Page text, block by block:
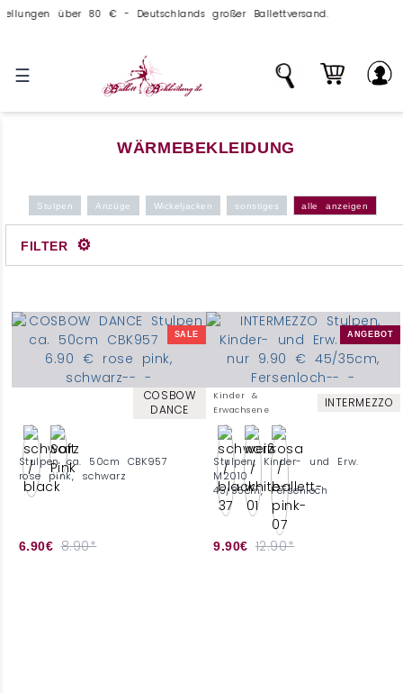
über 80 € - Deutschlands großer Ballettversand.
☰
WÄRMEBEKLEIDUNG
Stulpen Anzüge Wickeljacken sonstiges alle anzeigen
FILTER ⚙
SALE
COSBOW
DANCE
Stulpen ca. 50cm CBK957
rose pink, schwarz
6.90€ 8.90*
ANGEBOT
Kinder &
Erwachsene
INTERMEZZO
Stulpen, Kinder- und Erw.
M2010
45/35cm, Fersenloch
9.90€ 12.90*